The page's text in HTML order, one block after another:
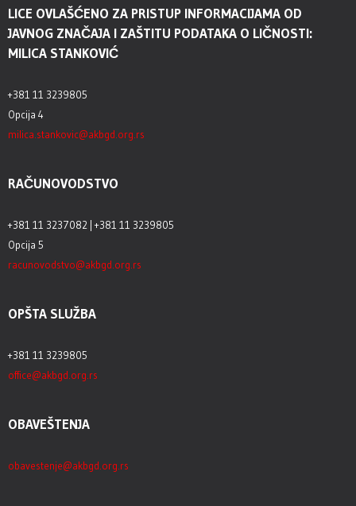
LICE OVLAŠĆENO ZA PRISTUP INFORMACIJAMA OD
JAVNOG ZNAČAJA I ZAŠTITU PODATAKA O LIČNOSTI:
MILICA STANKOVIĆ
+381 11 3239805
Opcija 4
milica.stankovic@akbgd.org.rs
RAČUNOVODSTVO
+381 11 3237082 | +381 11 3239805
Opcija 5
racunovodstvo@akbgd.org.rs
OPŠTA SLUŽBA
+381 11 3239805
office@akbgd.org.rs
OBAVEŠTENJA
obavestenje@akbgd.org.rs